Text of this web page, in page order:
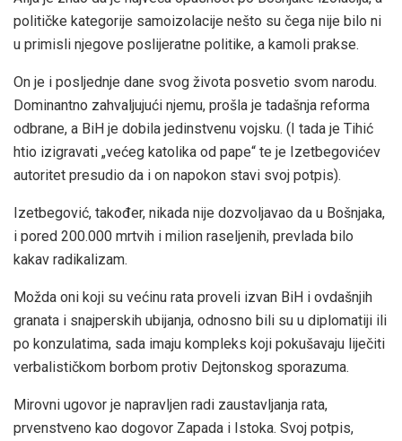
političke kategorije samoizolacije nešto su čega nije bilo ni
u primisli njegove poslijeratne politike, a kamoli prakse.
On je i posljednje dane svog života posvetio svom narodu.
Dominantno zahvaljujući njemu, prošla je tadašnja reforma
odbrane, a BiH je dobila jedinstvenu vojsku. (I tada je Tihić
htio izigravati „većeg katolika od pape“ te je Izetbegovićev
autoritet presudio da i on napokon stavi svoj potpis).
Izetbegović, također, nikada nije dozvoljavao da u Bošnjaka,
i pored 200.000 mrtvih i milion raseljenih, prevlada bilo
kakav radikalizam.
Možda oni koji su većinu rata proveli izvan BiH i ovdašnjih
granata i snajperskih ubijanja, odnosno bili su u diplomatiji ili
po konzulatima, sada imaju kompleks koji pokušavaju liječiti
verbalističkom borbom protiv Dejtonskog sporazuma.
Mirovni ugovor je napravljen radi zaustavljanja rata,
prvenstveno kao dogovor Zapada i Istoka. Svoj potpis,